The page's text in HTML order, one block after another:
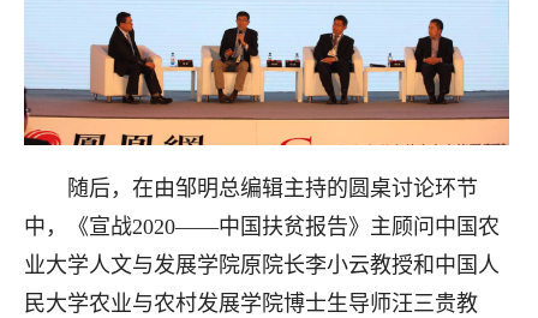
随后，在由邹明总编辑主持的圆桌讨论环节
中，《宣战2020——中国扶贫报告》主顾问中国农
业大学人文与发展学院原院长李小云教授和中国人
民大学农业与农村发展学院博士生导师汪三贵教